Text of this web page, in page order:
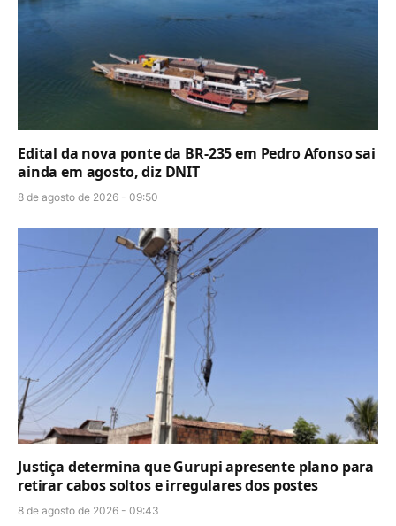
Edital da nova ponte da BR-235 em Pedro Afonso sai
ainda em agosto, diz DNIT
8 de agosto de 2026 - 09:50
Justiça determina que Gurupi apresente plano para
retirar cabos soltos e irregulares dos postes
8 de agosto de 2026 - 09:43